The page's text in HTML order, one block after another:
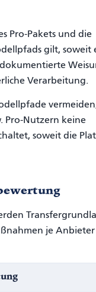
Pro-Pakets und die
gilt, soweit
Verarbeitung.
Pro-Nutzern keine
soweit die
je Anbieter